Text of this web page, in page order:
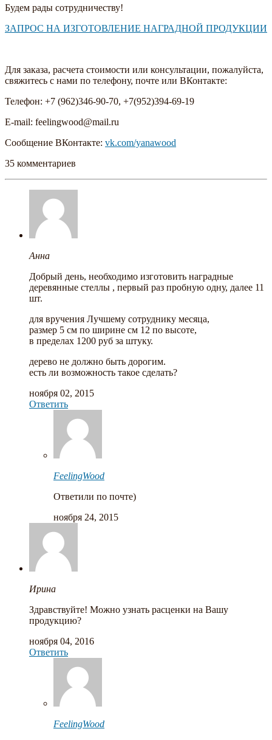
Будем рады сотрудничеству!
ЗАПРОС НА ИЗГОТОВЛЕНИЕ НАГРАДНОЙ ПРОДУКЦИИ
Для заказа, расчета стоимости или консультации, пожалуйста,
свяжитесь с нами по телефону, почте или ВКонтакте:
Телефон: +7 (962)346-90-70, +7(952)394-69-19
E-mail: feelingwood@mail.ru
Сообщение ВКонтакте: vk.com/yanawood
35 комментариев
Анна
Добрый день, необходимо изготовить наградные
деревянные стеллы , первый раз пробную одну, далее 11
шт.
для вручения Лучшему сотруднику месяца,
размер 5 см по ширине см 12 по высоте,
в пределах 1200 руб за штуку.
дерево не должно быть дорогим.
есть ли возможность такое сделать?
ноября 02, 2015
Ответить
FeelingWood
Ответили по почте)
ноября 24, 2015
Ирина
Здравствуйте! Можно узнать расценки на Вашу
продукцию?
ноября 04, 2016
Ответить
FeelingWood